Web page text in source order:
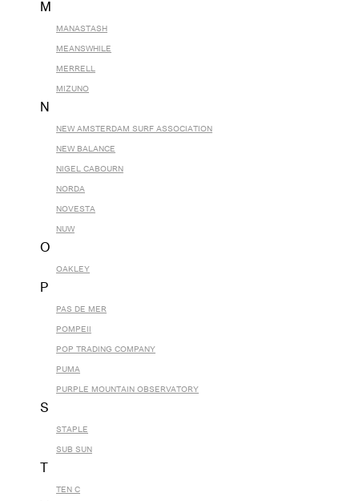
M
MANASTASH
MEANSWHILE
MERRELL
MIZUNO
N
NEW AMSTERDAM SURF ASSOCIATION
NEW BALANCE
NIGEL CABOURN
NORDA
NOVESTA
NUW
O
OAKLEY
P
PAS DE MER
POMPEII
POP TRADING COMPANY
PUMA
PURPLE MOUNTAIN OBSERVATORY
S
STAPLE
SUB SUN
TEN C